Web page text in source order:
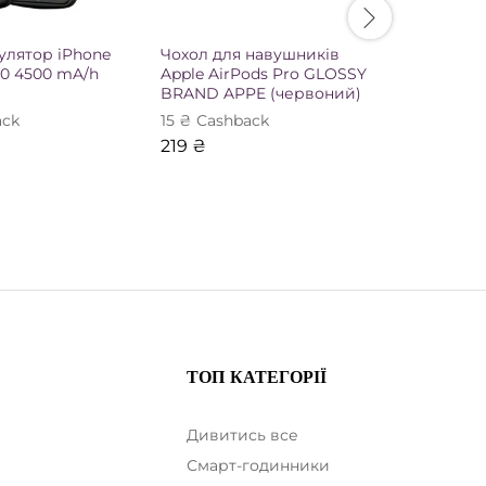
iPhone
4500 mA/h
Чохол для навушників
Apple AirPods Pro GLOSSY
BRAND APPE (червоний)
15 ₴ Сashback
219 ₴
ТОП КАТЕГОРІЇ
Дивитись все
Смарт-годинники